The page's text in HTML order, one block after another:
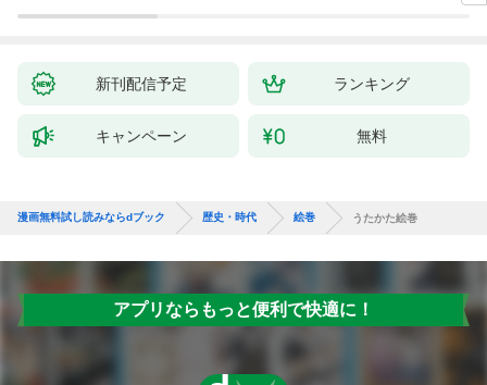
新刊配信予定 ランキング
キャンペーン 無料
漫画無料試し読みならdブック 歴史・時代 絵巻 うたかた絵巻
アプリならもっと便利で快適に！